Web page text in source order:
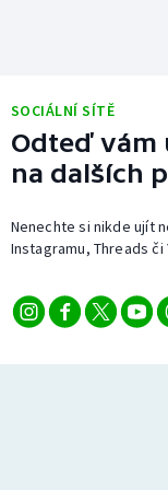
SOCIÁLNÍ SÍTĚ
Odteď vám
na dalších
Nenechte si nikde ujít
Instagramu, Threads